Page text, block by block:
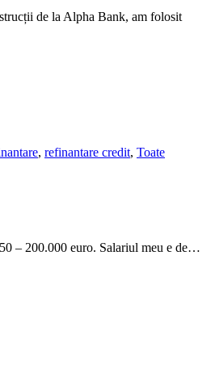
de la Alpha Bank, am folosit
, refinantare credit, Toate
– 200.000 euro. Salariul meu e de…